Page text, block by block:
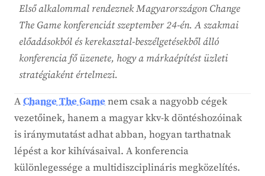
Első alkalommal rendeznek Magyarországon Change
The Game konferenciát szeptember 24-én. A szakmai
előadásokból és kerekasztal-beszélgetésekből álló
konferencia fő üzenete, hogy a márkaépítést üzleti
stratégiaként értelmezi.
AChange The Gamenem csak a nagyobb cégek
vezetőinek, hanem a magyar kkv-k döntéshozóinak
is iránymutatást adhat abban, hogyan tarthatnak
lépést a kor kihívásaival. A konferencia
különlegessége a multidiszciplináris megközelítés.